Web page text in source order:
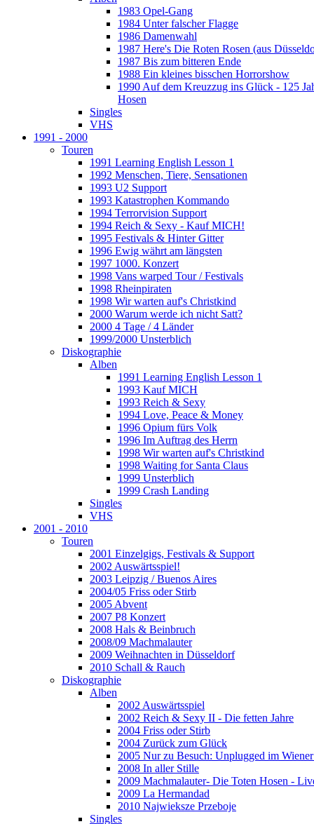
1983 Opel-Gang
1984 Unter falscher Flagge
1986 Damenwahl
1987 Here's Die Roten Rosen (aus
1987 Bis zum bitteren Ende
1988 Ein kleines bisschen Horrorshow
1990 Auf dem Kreuzzug ins Glück - 125
Hosen
Singles
VHS
1991 - 2000
Touren
1991 Learning English Lesson 1
1992 Menschen, Tiere, Sensationen
1993 U2 Support
1993 Katastrophen Kommando
1994 Terrorvision Support
1994 Reich & Sexy - Kauf MICH!
1995 Festivals & Hinter Gitter
1996 Ewig währt am längsten
1997 1000. Konzert
1998 Vans warped Tour / Festivals
1998 Rheinpiraten
1998 Wir warten auf's Christkind
2000 Warum werde ich nicht Satt?
2000 4 Tage / 4 Länder
1999/2000 Unsterblich
Diskographie
Alben
1991 Learning English Lesson 1
1993 Kauf MICH
1993 Reich & Sexy
1994 Love, Peace & Money
1996 Opium fürs Volk
1996 Im Auftrag des Herrn
1998 Wir warten auf's Christkind
1998 Waiting for Santa Claus
1999 Unsterblich
1999 Crash Landing
Singles
VHS
2001 - 2010
Touren
2001 Einzelgigs, Festivals & Support
2002 Auswärtsspiel!
2003 Leipzig / Buenos Aires
2004/05 Friss oder Stirb
2005 Abvent
2007 P8 Konzert
2008 Hals & Beinbruch
2008/09 Machmalauter
2009 Weihnachten in Düsseldorf
2010 Schall & Rauch
Diskographie
Alben
2002 Auswärtsspiel
2002 Reich & Sexy II - Die fetten Jahre
2004 Friss oder Stirb
2004 Zurück zum Glück
2005 Nur zu Besuch: Unplugged im
2008 In aller Stille
2009 Machmalauter- Die Toten Hosen -
2009 La Hermandad
2010 Najwieksze Przeboje
Singles